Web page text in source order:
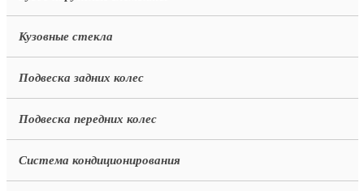
Кузовные стекла
Подвеска задних колес
Подвеска передних колес
Система кондиционирования